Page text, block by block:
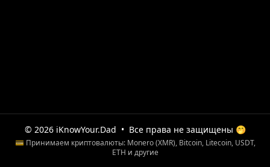
© 2026 iKnowYour.Dad • Все права не защищены 🤭
💳 Принимаем криптовалюты: Monero (XMR), Bitcoin, Litecoin, USDT,
ETH и другие